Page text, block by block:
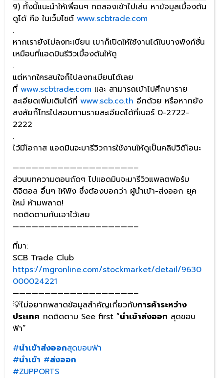
9) ทั้งนี้แนะนำให้เพื่อนๆ ทดลองเข้าไปเล่น หาข้อมูลเบื้องต้น
ดูได้ คือ ในเว็บไซต์ www.scbtrade.com
.
หากเรายังไม่ลงทะเบียน เขาก็เปิดให้ใช้งานได้ในบางฟังก์ชั่น
เหมือนที่แอดมินรีวิวเบื้องต้นให้ดู
.
แต่หากใครสนใจก็ไปลงทะเบียนได้เลย
ที่ www.scbtrade.com และ สามารถเข้าไปศึกษาราย
ละเอียดเพิ่มเติมได้ที่ www.scb.co.th อีกด้วย หรือหากยัง
สงสัยก็โทรไปสอบถามรายละเอียดได้ที่เบอร์ 0-2722-
2222
.
ไว้มีโอกาส แอดมินจะมารีวิวการใช้งานให้ดูเป็นคลิปวิดีโอนะ
———————————————————–
ส่วนบทความตอนถัดๆ ไปแอดมินจะมารีวิวแพลตฟอร์ม
ดิจิตอล อื่นๆ ให้ฟัง ซึ่งต้องบอกว่า ผู้นำเข้า-ส่งออก ยุค
ใหม่ ห้ามพลาด!
กดติดตามกันเอาไว้เลย
———————————————————–
ที่มา:
SCB Trade Club
https://mgronline.com/stockmarket/detail/9630
000024221
———————————————————–
💡ไม่อยากพลาดข้อมูลสำคัญเกี่ยวกับการค้าระหว่าง
ประเทศ กดติดตาม See first “นำเข้าส่งออก สุดขอบ
ฟ้า”
#นำเข้าส่งออกสุดขอบฟ้า
#นำเข้า #ส่งออก
#ZUPPORTS